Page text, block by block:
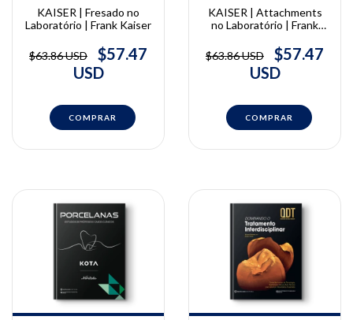
KAISER | Fresado no
Laboratório | Frank Kaiser
$63.86 USD
$57.47
USD
KAISER | Attachments
no Laboratório | Frank
$63.86 USD
$57.47
USD